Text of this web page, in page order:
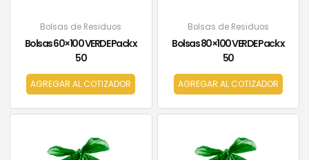
Bolsas de Residuos
Bolsas 60×100 VERDE Pack x
50
AGREGAR AL COTIZADOR
Bolsas de Residuos
Bolsas 80×100 VERDE Pack x
50
AGREGAR AL COTIZADOR